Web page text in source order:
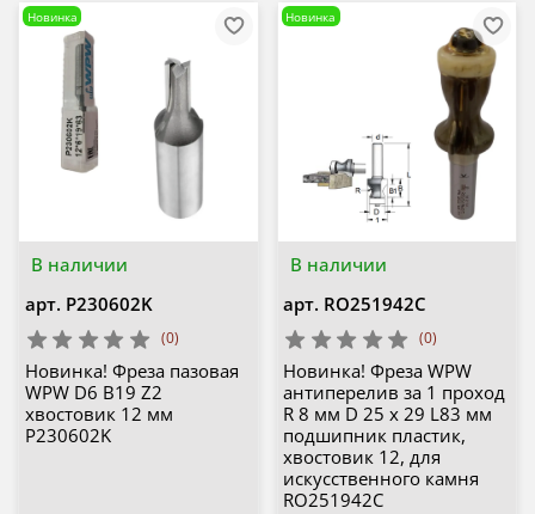
В наличии
Новинка
арт. P230602K
(0)
Новинка! Фреза пазовая
WPW D6 B19 Z2
хвостовик 12 мм
P230602K
В наличии
Новинка
арт. RO251942C
(0)
Новинка! Фреза WPW
антиперелив за 1 проход
R 8 мм D 25 x 29 L83 мм
подшипник пластик,
хвостовик 12, для
искусственного камня
RO251942C